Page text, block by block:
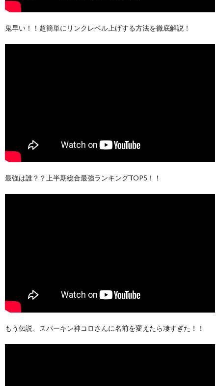
鬼早い！！超簡単にリンクレベル上げする方法を徹底解説！
最強は誰？？上半期総合最強ランキングTOP5！！
もう伝説、スパーキン神コロさんに名前を変えたら凄すぎた！！